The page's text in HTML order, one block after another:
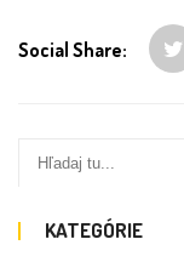
Social Share:
KATEGÓRIE